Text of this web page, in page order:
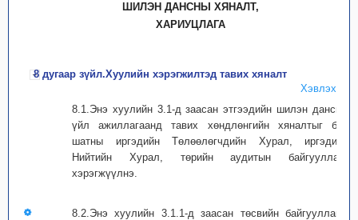
ШИЛЭН ДАНСНЫ ХЯНАЛТ,
ХАРИУЦЛАГА
8 дугаар зүйл.Хуулийн хэрэгжилтэд тавих хяналт
Хэвлэх
8.1.Энэ хуулийн 3.1-д заасан этгээдийн шилэн дансны
үйл ажиллагаанд тавих хөндлөнгийн хяналтыг бүх
шатны иргэдийн Төлөөлөгчдийн Хурал, иргэдийн
Нийтийн Хурал, төрийн аудитын байгууллага
хэрэгжүүлнэ.
8.2.Энэ хуулийн 3.1.1-д заасан төсвийн байгууллага,